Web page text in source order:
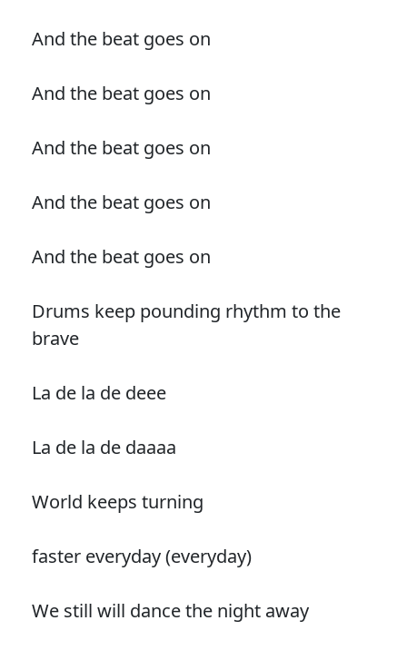
And the beat goes on
And the beat goes on
And the beat goes on
And the beat goes on
And the beat goes on
Drums keep pounding rhythm to the
brave
La de la de deee
La de la de daaaa
World keeps turning
faster everyday (everyday)
We still will dance the night away